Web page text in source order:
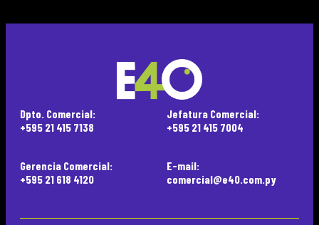
Dpto. Comercial:
+595 21 415 7138
Jefatura Comercial:
+595 21 415 7004
Gerencia Comercial:
+595 21 618 4120
E-mail:
comercial@e40.com.py